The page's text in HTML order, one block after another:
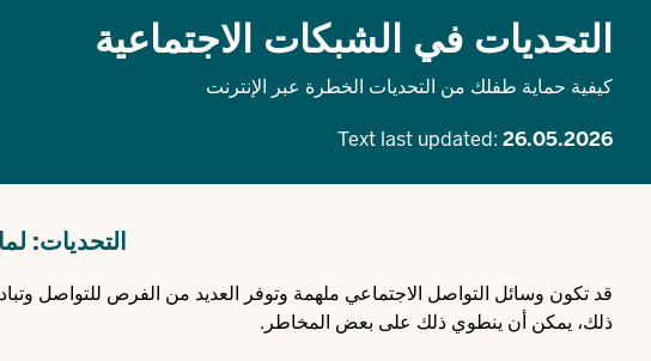
التحديات في الشبكات الاجتماعية
كيفية حماية طفلك من التحديات الخطرة عبر الإنترنت
Text last updated: 26.05.2026
التحديات:
قد تكون وسائل التواصل الاجتماعي ملهمة وتوفر العديد من الفرص للتواصل
ذلك، يمكن أن ينطوي ذلك على بعض المخاطر.